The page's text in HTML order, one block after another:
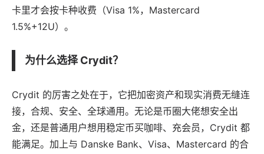
卡里才会按卡种收费（Visa 1%，Mastercard
1.5%+12U）。
为什么选择 Crydit？
Crydit 的厉害之处在于，它把加密资产和现实消费无缝连
接，合规、安全、全球通用。无论是币圈大佬想安全出
金，还是普通用户想用稳定币买咖啡、充会员，Crydit 都
能满足。加上与 Danske Bank、Visa、Mastercard 的合